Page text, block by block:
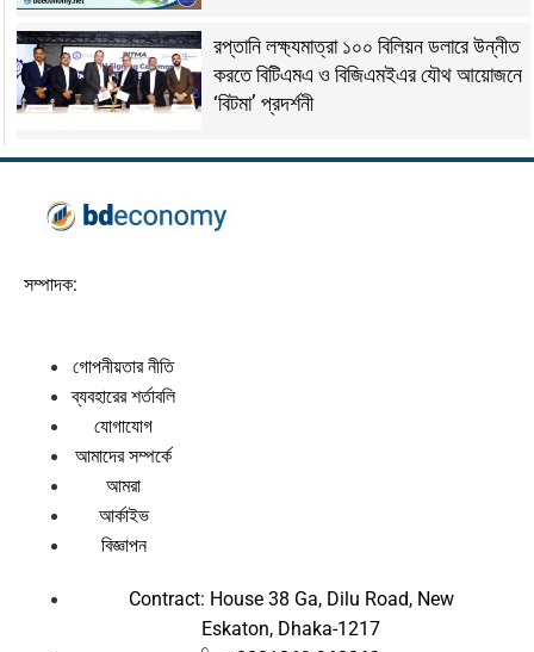
রপ্তানি লক্ষ্যমাত্রা ১০০ বিলিয়ন ডলারে উন্নীত
করতে বিটিএমএ ও বিজিএমইএর যৌথ আয়োজনে
‘বিটমা’ প্রদর্শনী
সম্পাদক:
গোপনীয়তার নীতি
ব্যবহারের শর্তাবলি
যোগাযোগ
আমাদের সম্পর্কে
আমরা
আর্কাইভ
বিজ্ঞাপন
Contract: House 38 Ga, Dilu Road, New
Eskaton, Dhaka-1217